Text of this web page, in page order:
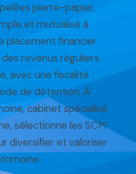
pierre-papier,
et mutualisé à
placement financier
revenus réguliers
avec une fiscalité
de détention. À
cabinet spécialisé
sélectionne les SCPI
diversifier et valoriser